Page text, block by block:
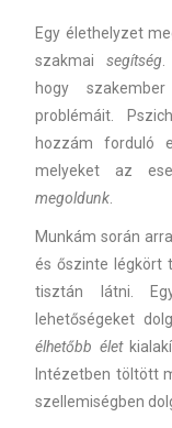
BEMUTATKOZÁS
KAPCSOLAT
PSZICHOLÓGUS
BUDAPEST ÁRAK
SZAKTERÜLETEK
EBOOKOK
KOSÁR
Egy élethelyzet
szakmai segítség.
hogy
problémáit.
hozzám forduló
melyeket az
megoldunk
Munkám során
és őszinte légkört
tisztán látni.
lehetőségeket
élhetőbb élet
Intézetben töltött
szellemiségben